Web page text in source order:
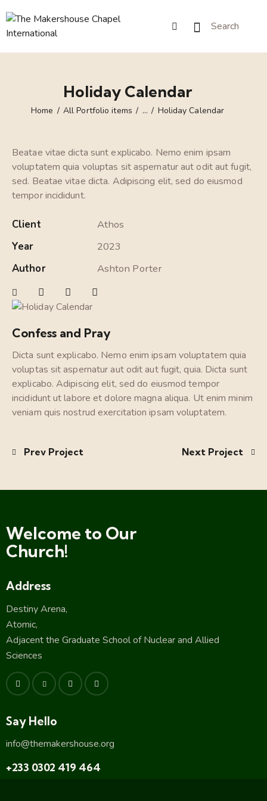
Holiday Calendar
Home All Portfolio items ... Holiday Calendar
Beatae vitae dicta sunt explicabo. Nemo enim ipsam
voluptatem quia voluptas sit aspernatur aut odit aut fugit,
sed. Beatae vitae dicta. Adipiscing elit, sed do eiusmod
tempor incididunt.
Client
Athos
Year
2023
Author
Ashton Porter
Confess and Pray
Dicta sunt explicabo. Nemo enim ipsam voluptatem quia
voluptas sit aspernatur aut odit aut fugit, quia. Dicta sunt
explicabo. Adipiscing elit, sed do eiusmod tempor
incididunt ut labore et dolore magna aliqua. Ut enim minim
veniam quis nostrud exercitation ipsam voluptatem.
Prev Project Next Project
Welcome to Our
Church!
Address
Destiny Arena,
Atomic,
Adjacent the Graduate School of Nuclear and Allied
Sciences
Say Hello
info@themakershouse.org
+233 0302 419 464